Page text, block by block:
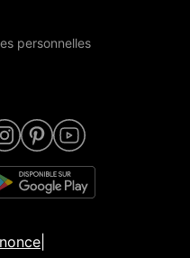
personnelles